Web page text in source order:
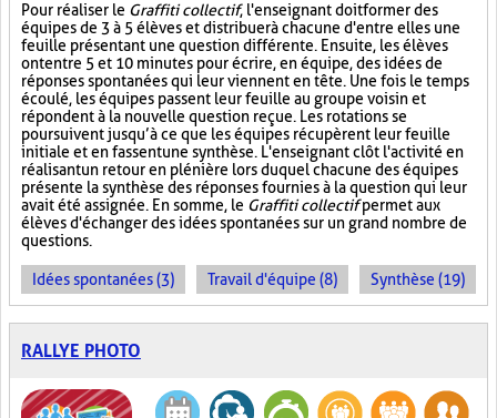
Pour réaliser le Graffiti collectif, l'enseignant doit former des
équipes de 3 à 5 élèves et distribuer à chacune d'entre elles une
feuille présentant une question différente. Ensuite, les élèves
ont entre 5 et 10 minutes pour écrire, en équipe, des idées de
réponses spontanées qui leur viennent en tête. Une fois le temps
écoulé, les équipes passent leur feuille au groupe voisin et
répondent à la nouvelle question reçue. Les rotations se
poursuivent jusqu’à ce que les équipes récupèrent leur feuille
initiale et en fassent une synthèse. L'enseignant clôt l'activité en
réalisant un retour en plénière lors duquel chacune des équipes
présente la synthèse des réponses fournies à la question qui leur
avait été assignée. En somme, le Graffiti collectifpermet aux
élèves d'échanger des idées spontanées sur un grand nombre de
questions.
Idées spontanées (3) Travail d'équipe (8) Synthèse (19)
RALLYE PHOTO